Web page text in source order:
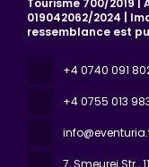
Tourisme 700/2019 |
019042062/2024 |
ressemblance est
+4 0740 091
+4 0755 013